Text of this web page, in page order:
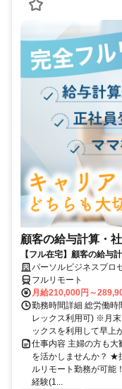
顧客の給与計算・
【フル在宅】顧客の給与
パーソルビジネスプロ
フルリモート
月給210,000円～
勤務時間詳細 総労働
レックス利用可) ※月
ックスを利用して早上
仕事内容 主婦の方も
を活かしませんか？ ★
ルリモート勤務が可
経験(1...